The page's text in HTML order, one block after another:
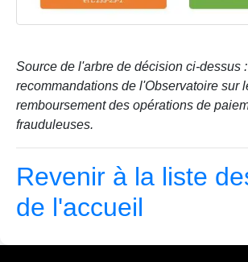
Source de l'arbre de décision ci-dessus
recommandations de l'Observatoire sur
remboursement des opérations de
frauduleuses.
Revenir à la liste
de l'accueil